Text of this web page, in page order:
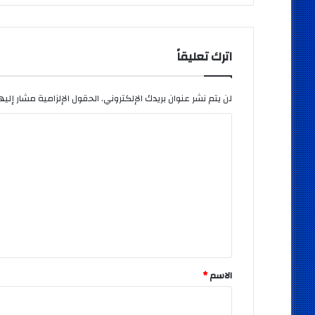
اترك تعليقاً
لن يتم نشر عنوان بريدك الإلكتروني.الحقول الإلزامية مشار
*
الاسم*